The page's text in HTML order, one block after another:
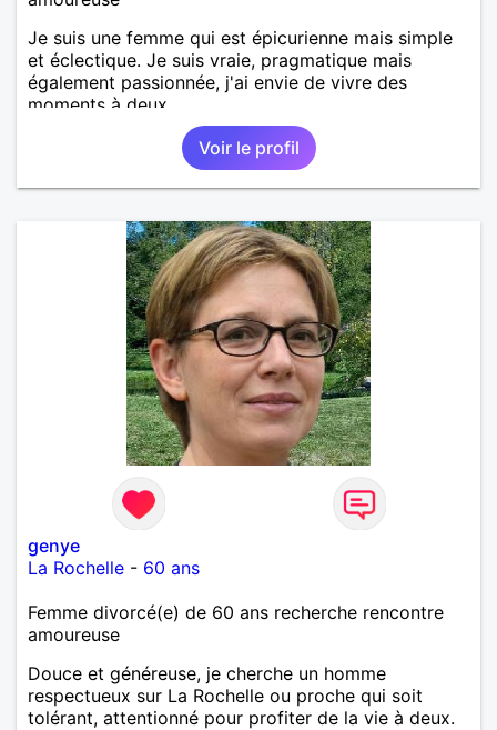
Je suis une femme qui est épicurienne mais simple
et éclectique. Je suis vraie, pragmatique mais
également passionnée, j'ai envie de vivre des
moments à deux.
Voir le profil
genye
La Rochelle - 60 ans
Femme divorcé(e) de 60 ans recherche rencontre
amoureuse
Douce et généreuse, je cherche un homme
respectueux sur La Rochelle ou proche qui soit
tolérant, attentionné pour profiter de la vie à deux.